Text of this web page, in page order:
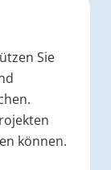
Sie
können.